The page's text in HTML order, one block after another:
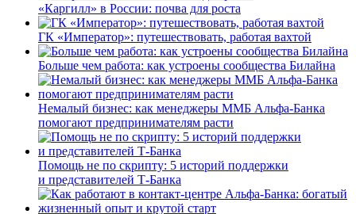
«Каргилл» в России: почва для роста
ГК «Император»: путешествовать, работая вахтой
Больше чем работа: как устроены сообщества Билайна
Немалый бизнес: как менеджеры ММБ Альфа-Банка
помогают предпринимателям расти
Помощь не по скрипту: 5 историй поддержки
и представителей Т-Банка